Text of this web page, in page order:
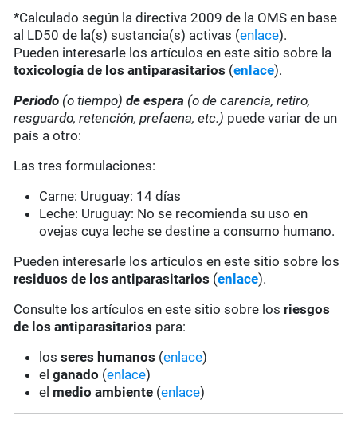
*Calculado según la directiva 2009 de la OMS en base
al LD50 de la(s) sustancia(s) activas (enlace).
Pueden interesarle los artículos en este sitio sobre la
toxicología de los antiparasitarios (enlace).
Periodo (o tiempo) de espera (o de carencia, retiro,
resguardo, retención, prefaena, etc.) puede variar de un
país a otro:
Las tres formulaciones:
Carne: Uruguay: 14 días
Leche: Uruguay: No se recomienda su uso en
ovejas cuya leche se destine a consumo humano.
Pueden interesarle los artículos en este sitio sobre los
residuos de los antiparasitarios (enlace).
Consulte los artículos en este sitio sobre los riesgos
de los antiparasitarios para:
losseres humanos (enlace)
elganado (enlace)
el medio ambiente (enlace)